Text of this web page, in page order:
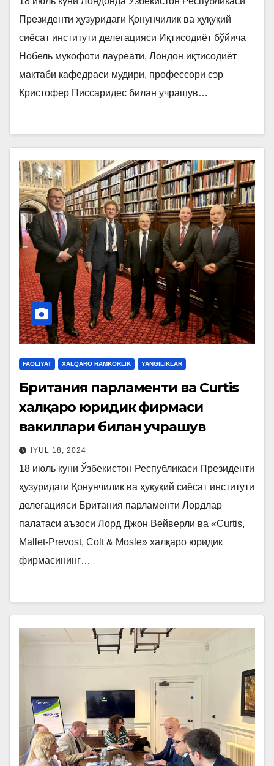
Президенти ҳузуридаги Қонунчилик ва ҳуқуқий
сиёсат институти делегацияси Иқтисодиёт бўйича
Нобель мукофоти лауреати, Лондон иқтисодиёт
мактаби кафедраси мудири, профессори сэр
Кристофер Писсаридес билан учрашув…
FAOLIYAT XALQARO HAMKORLIK YANGILIKLAR
Британия парламенти ва Curtis
халқаро юридик фирмаси
вакиллари билан учрашув
IYUL 18, 2024
18 июль куни Ўзбекистон Республикаси Президенти
ҳузуридаги Қонунчилик ва ҳуқуқий сиёсат институти
делегацияси Британия парламенти Лордлар
палатаси аъзоси Лорд Джон Вейверли ва «Curtis,
Mallet-Prevost, Colt & Mosle» халқаро юридик
фирмасининг…